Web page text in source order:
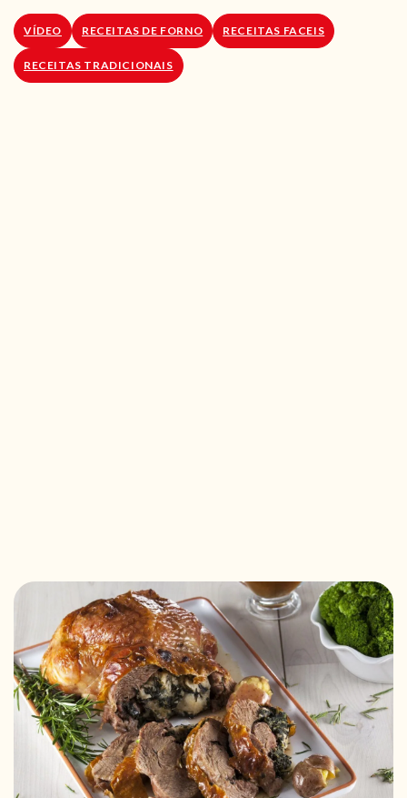
LOJA ONLINE
VÍDEO RECEITAS DE FORNO RECEITAS FACEIS
RECEITAS TRADICIONAIS